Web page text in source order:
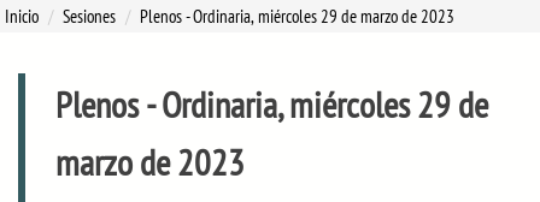
Inicio Sesiones Plenos- Ordinaria, miércoles 29 de marzo de 2023
Plenos- Ordinaria, miércoles 29 de
marzo de 2023